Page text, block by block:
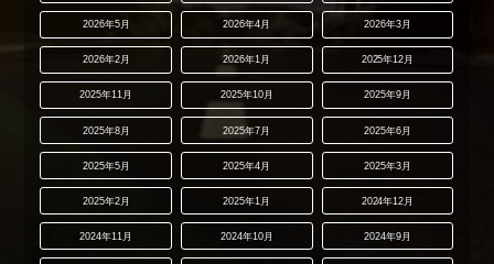
2026年5月 2026年4月 2026年3月
2026年2月 2026年1月 2025年12月
2025年11月 2025年10月 2025年9月
2025年8月 2025年7月 2025年6月
2025年5月 2025年4月 2025年3月
2025年2月 2025年1月 2024年12月
2024年11月 2024年10月 2024年9月